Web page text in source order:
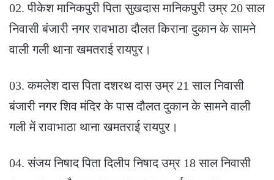
02. पीकेश मानिकपुरी पिता सुखदास मानिकपुरी उम्र 20 साल
निवासी बंजारी नगर रावभाठा दौलत किराना दुकान के सामने
वाली गली थाना खमतराई रायपुर।
03. कमलेश दास पिता दशरथ दास उम्र 21 साल निवासी
बंजारी नगर शिव मंदिर के पास दौलत दुकान के सामने वाली
गली में रावाभाठा थाना खमतराई रायपुर।
04. संजय निषाद पिता दिलीप निषाद उम्र 18 साल निवासी